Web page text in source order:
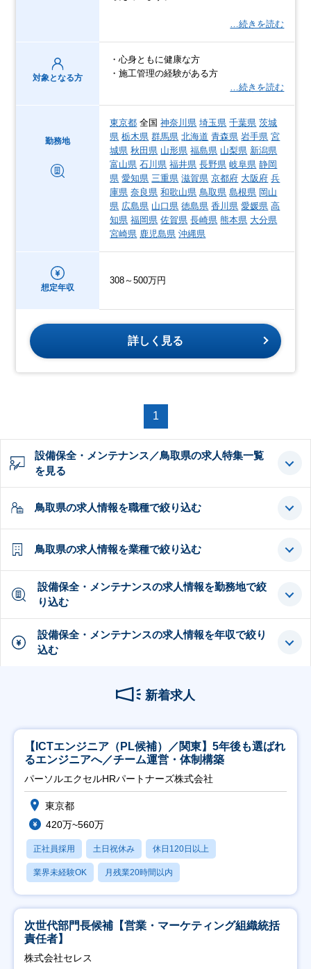
…続きを読む
対象となる方
・心身ともに健康な方
・施工管理の経験がある方
…続きを読む
勤務地
東京都 全国神奈川県 埼玉県 千葉県 茨城
県 栃木県 群馬県 北海道 青森県 岩手県 宮
城県 秋田県 山形県 福島県 山梨県 新潟県
富山県 石川県 福井県 長野県 岐阜県 静岡
県 愛知県 三重県 滋賀県 京都府 大阪府 兵
庫県 奈良県 和歌山県 鳥取県 島根県 岡山
県 広島県 山口県 徳島県 香川県 愛媛県 高
知県 福岡県 佐賀県 長崎県 熊本県 大分県
宮崎県 鹿児島県 沖縄県
想定年収
308～500万円
詳しく見る
1
設備保全・メンテナンス／鳥取県の求人特集一覧
を見る
鳥取県の求人情報を職種で絞り込む
鳥取県の求人情報を業種で絞り込む
設備保全・メンテナンスの求人情報を勤務地で絞
り込む
設備保全・メンテナンスの求人情報を年収で絞り
込む
新着求人
【ICTエンジニア（PL候補）／関東】5年後も選ばれ
るエンジニアへ／チーム運営・体制構築
パーソルエクセルHRパートナーズ株式会社
東京都
420万~560万
正社員採用 土日祝休み 休日120日以上
業界未経験OK 月残業20時間以内
次世代部門長候補【営業・マーケティング組織統括
責任者】
株式会社セレス